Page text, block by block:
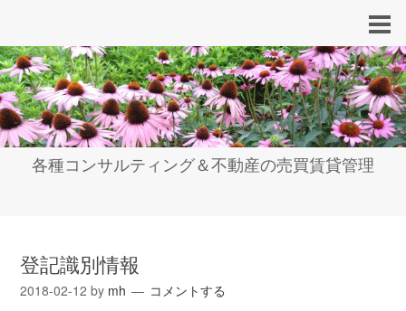
各種コンサルティング＆不動産の売買賃貸管理
登記識別情報
2018-02-12 by mh コメントする